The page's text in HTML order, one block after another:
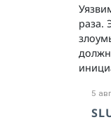
раза.
5